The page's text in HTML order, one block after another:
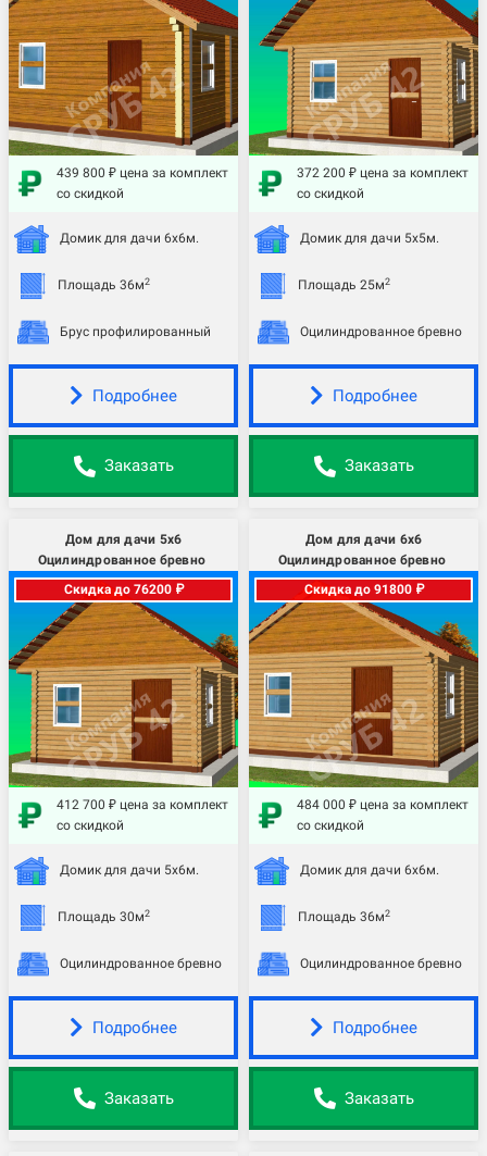
439 800 ₽ цена за комплект
со скидкой
Домик для дачи 6х6м.
Площадь 36м2
Брус профилированный
Подробнее
Заказать
372 200 ₽ цена за комплект
со скидкой
Домик для дачи 5х5м.
Площадь 25м2
Оцилиндрованное бревно
Подробнее
Заказать
Дом для дачи 5х6
Оцилиндрованное бревно
Скидка до 76200 ₽
412 700 ₽ цена за комплект
со скидкой
Домик для дачи 5х6м.
Площадь 30м2
Оцилиндрованное бревно
Подробнее
Заказать
Дом для дачи 6х6
Оцилиндрованное бревно
Скидка до 91800 ₽
484 000 ₽ цена за комплект
со скидкой
Домик для дачи 6х6м.
Площадь 36м2
Оцилиндрованное бревно
Подробнее
Заказать